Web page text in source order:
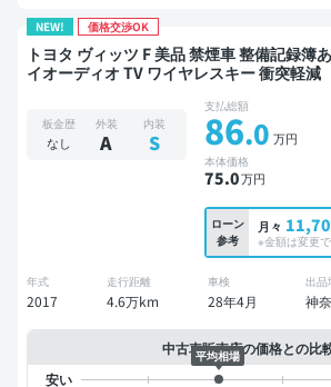
NEW! 価格交渉OK
トヨタ ヴィッツ F 美品 禁煙車 整備記録簿あり ディスプレ
イオーディオ TV ワイヤレスキー 衝突軽減
板金歴
なし
外装
A
内装
S
支払総額
86.0 万円
本体価格
75.0万円
ローン
参考
月々
※金額は変更で
年式
2017
走行距離
4.6万km
車検
28年4月
出品
神
中古車販売店の価格との比
平均相場